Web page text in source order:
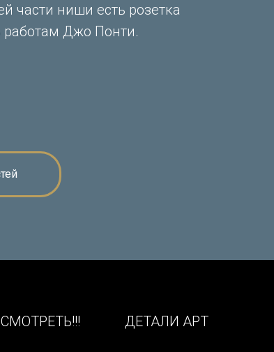
части ниши есть розетка
работам Джо Понти.
ДЕТАЛИ АРТ